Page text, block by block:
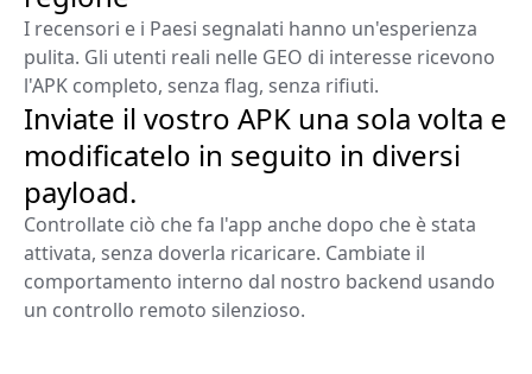
I recensori e i Paesi segnalati hanno un'esperienza
pulita. Gli utenti reali nelle GEO di interesse ricevono
l'APK completo, senza flag, senza rifiuti.
Inviate il vostro APK una sola volta e
modificatelo in seguito in diversi
payload.
Controllate ciò che fa l'app anche dopo che è stata
attivata, senza doverla ricaricare. Cambiate il
comportamento interno dal nostro backend usando
un controllo remoto silenzioso.